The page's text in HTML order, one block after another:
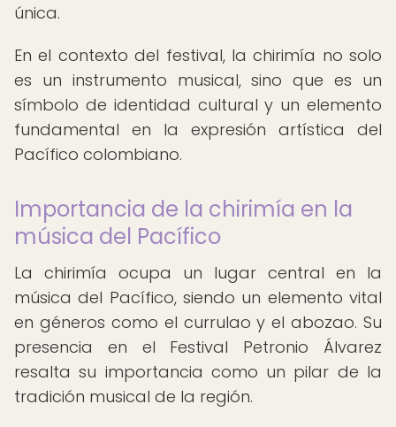
única.
En el contexto del festival, la chirimía no solo
es un instrumento musical, sino que es un
símbolo de identidad cultural y un elemento
fundamental en la expresión artística del
Pacífico colombiano.
Importancia de la chirimía en la
música del Pacífico
La chirimía ocupa un lugar central en la
música del Pacífico, siendo un elemento vital
en géneros como el currulao y el abozao. Su
presencia en el Festival Petronio Álvarez
resalta su importancia como un pilar de la
tradición musical de la región.